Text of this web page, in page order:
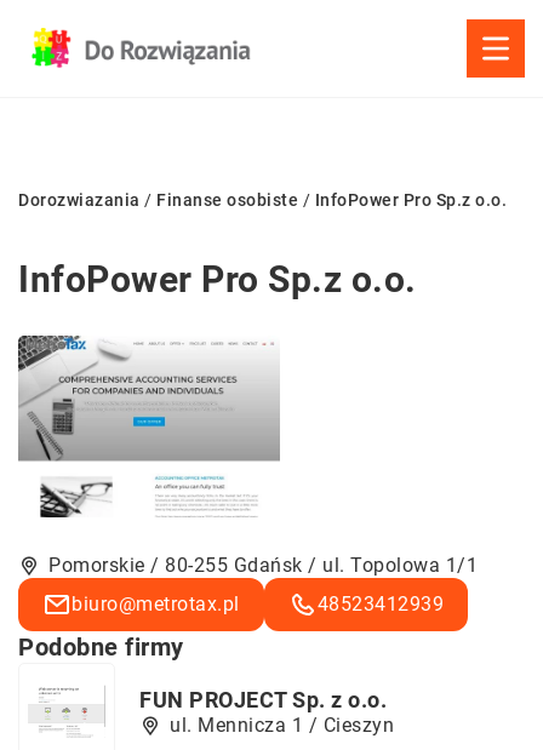
Dorozwiazania / Finanse osobiste / InfoPower Pro Sp.z o.o.
InfoPower Pro Sp.z o.o.
Pomorskie / 80-255 Gdańsk / ul. Topolowa 1/1
biuro@metrotax.pl
48523412939
Podobne firmy
FUN PROJECT Sp. z o.o.
ul. Mennicza 1 / Cieszyn